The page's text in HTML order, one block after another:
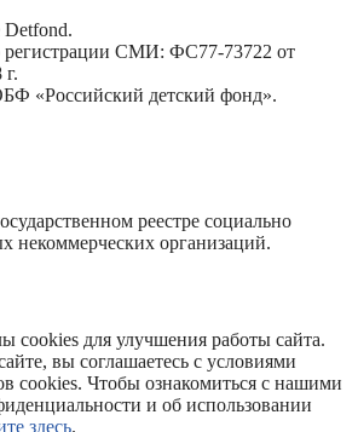
Detfond.
регистрации СМИ: ФС77-73722 от
г.
«Российский детский фонд».
реестре социально
некоммерческих организаций.
cookies для улучшения работы сайта.
вы соглашаетесь с условиями
cookies. Чтобы ознакомиться с нашими
и об использовании
здесь.